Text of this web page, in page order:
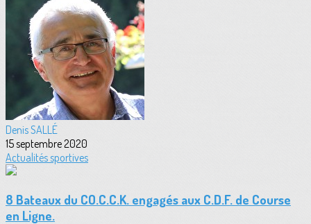
Denis SALLÉ
15 septembre 2020
Actualités sportives
8 Bateaux du CO.C.C.K. engagés aux C.D.F. de Course
en Ligne.